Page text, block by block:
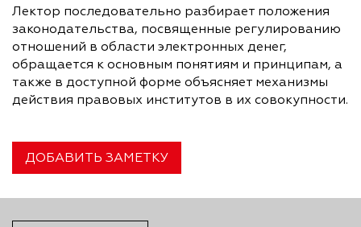
Лектор последовательно разбирает положения
законодательства, посвященные регулированию
отношений в области электронных денег,
обращается к основным понятиям и принципам, а
также в доступной форме объясняет механизмы
действия правовых институтов в их совокупности.
ДОБАВИТЬ ЗАМЕТКУ